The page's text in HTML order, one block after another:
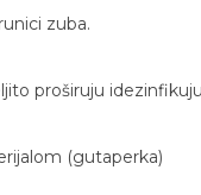
zuba.
proširuju
(gutaperka)